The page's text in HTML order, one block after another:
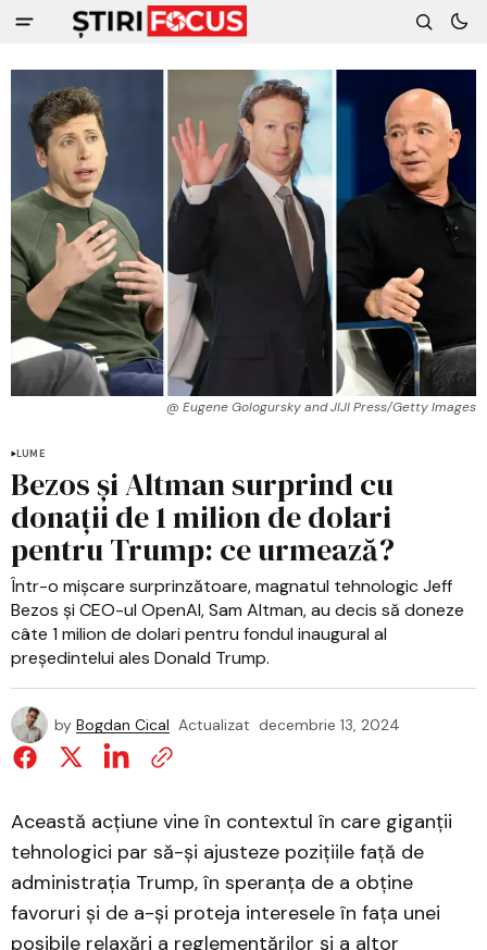
@ Eugene Gologursky and JIJI Press/Getty Images
LUME
Bezos și Altman surprind cu
donații de 1 milion de dolari
pentru Trump: ce urmează?
Într-o mișcare surprinzătoare, magnatul tehnologic Jeff
Bezos și CEO-ul OpenAI, Sam Altman, au decis să doneze
câte 1 milion de dolari pentru fondul inaugural al
președintelui ales Donald Trump.
by Bogdan Cical Actualizat decembrie 13, 2024
Această acțiune vine în contextul în care giganții
tehnologici par să-și ajusteze pozițiile față de
administrația Trump, în speranța de a obține
favoruri și de a-și proteja interesele în fața unei
posibile relaxări a reglementărilor și a altor